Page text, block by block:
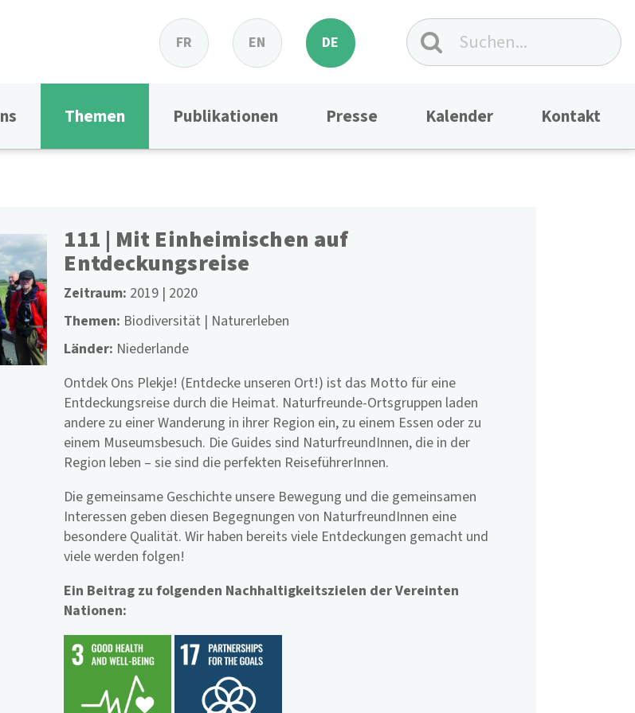
FR EN DE
Themen Publikationen Presse Kalender Kontakt
111 | Mit Einheimischen auf
Entdeckungsreise
Zeitraum 2019 2020
Themen Biodiversität
Naturerleben
Länder Niederlande
Ontdek Ons Plekje! (Entdecke unseren Ort!) ist das Motto für eine
Entdeckungsreise durch die Heimat. Naturfreunde-Ortsgruppen laden
andere zu einer Wanderung in ihrer Region ein, zu einem Essen oder zu
einem Museumsbesuch. Die Guides sind NaturfreundInnen, die in der
Region leben – sie sind die perfekten ReiseführerInnen.
Die gemeinsame Geschichte unsere Bewegung und die gemeinsamen
Interessen geben diesen Begegnungen von NaturfreundInnen eine
besondere Qualität. Wir haben bereits viele Entdeckungen gemacht und
viele werden folgen!
Ein Beitrag zu folgenden Nachhaltigkeitszielen der Vereinten
Nationen: